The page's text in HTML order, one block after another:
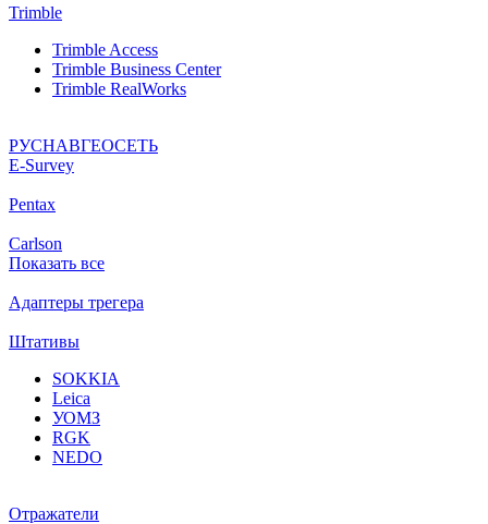
Trimble
Trimble Access
Trimble Business Center
Trimble RealWorks
РУСНАВГЕОСЕТЬ
Е-Survey
Pentax
Carlson
Показать все
Адаптеры трегера
Штативы
SOKKIA
Leica
УОМЗ
RGK
NEDO
Отражатели